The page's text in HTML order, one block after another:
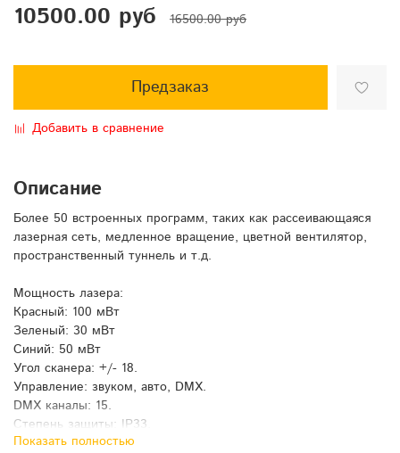
10500.00 руб 16500.00 руб
Предзаказ
Добавить в сравнение
Описание
Более 50 встроенных программ, таких как рассеивающаяся
лазерная сеть, медленное вращение, цветной вентилятор,
пространственный туннель и т.д.
Мощность лазера:
Красный: 100 мВт
Зеленый: 30 мВт
Синий: 50 мВт
Угол сканера: +/- 18.
Управление: звуком, авто, DMX.
DMX каналы: 15.
Степень защиты: IP33.
Питание: 100-240 В, 50/60 Гц.
Показать полностью